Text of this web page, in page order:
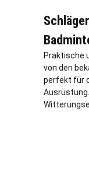
Praktische
von den
perfekt für